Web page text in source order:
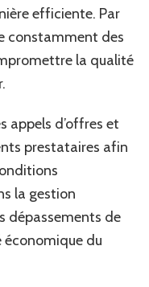
efficiente. Par
constamment des
la qualité
appels d’offres et
prestataires afin
la gestion
dépassements de
du